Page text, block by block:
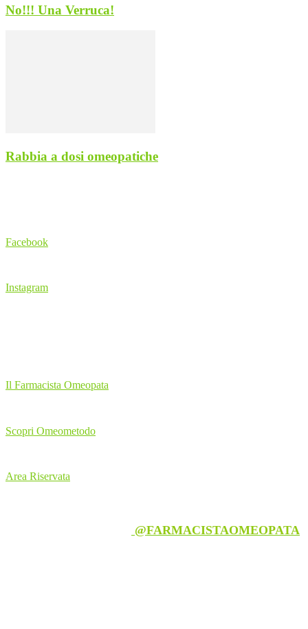
No!!! Una Verruca!
Rabbia a dosi omeopatiche
Facebook
Instagram
Il Farmacista Omeopata
Scopri Omeometodo
Area Riservata
@FARMACISTAOMEOPATA